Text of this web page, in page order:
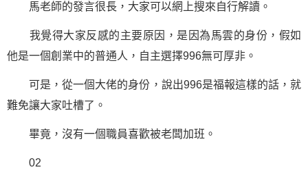
馬老師的發言很長，大家可以網上搜來自行解讀。
我覺得大家反感的主要原因，是因為馬雲的身份，假如
他是一個創業中的普通人，自主選擇996無可厚非。
可是，從一個大佬的身份，說出996是福報這樣的話，就
難免讓大家吐槽了。
畢竟，沒有一個職員喜歡被老闆加班。
02